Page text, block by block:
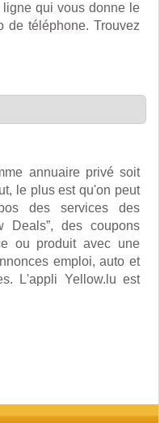
ligne qui vous donne le
de téléphone. Trouvez
annuaire privé soit
le plus est qu'on peut
des services des
Deals”, des coupons
ou produit avec une
emploi, auto et
L'appli Yellow.lu est